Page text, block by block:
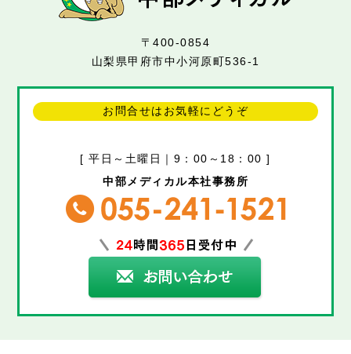
〒400-0854
山梨県甲府市中小河原町536-1
お問合せはお気軽にどうぞ
[ 平日～土曜日｜9：00～18：00 ]
中部メディカル本社事務所